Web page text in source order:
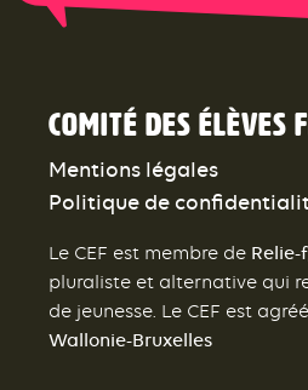
Comité des élèves
Mentions légales
Politique de
Le CEF est membre de Relie-f
pluraliste et alternative qui
de jeunesse. Le CEF est
Wallonie-Bruxelles